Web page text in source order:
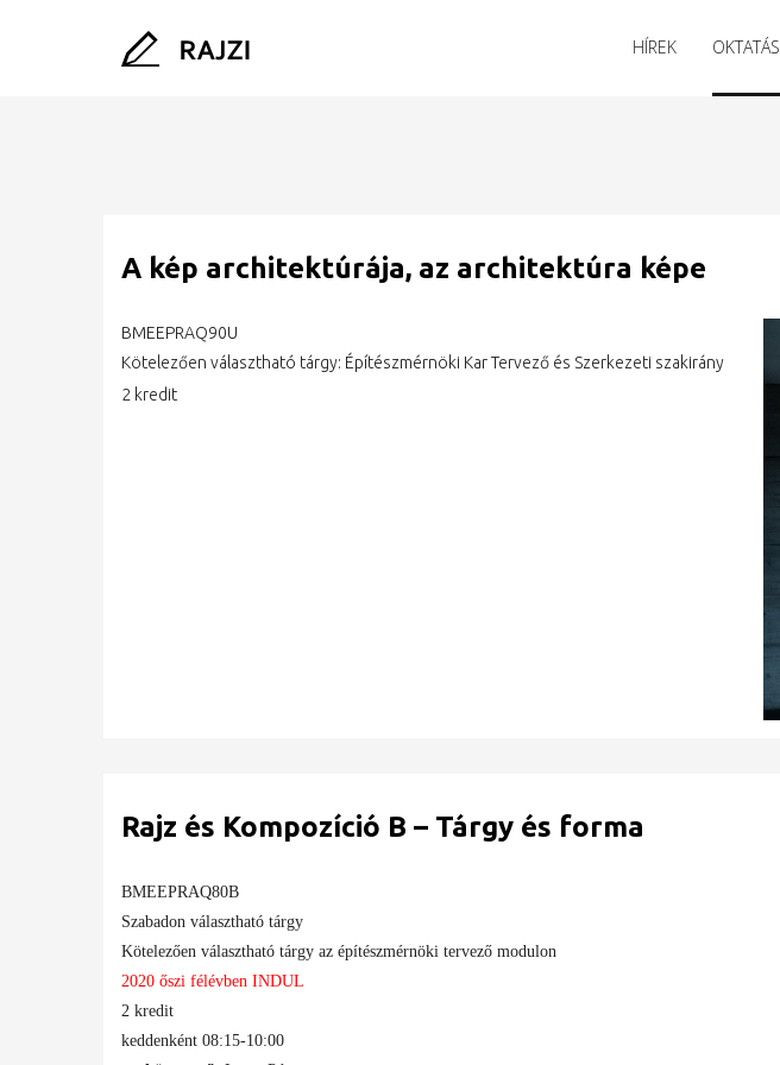
HÍREK OKTATÁS
A kép architektúrája, az architektúra képe
BMEEPRAQ90U
Kötelezően választható tárgy: Építészmérnöki Kar Tervező és Szerkezeti szakirány
2 kredit
Rajz és Kompozíció B – Tárgy és forma
BMEEPRAQ80B
Szabadon választható tárgy
Kötelezően választható tárgy az építészmérnöki tervező modulon
2020 őszi félévben INDUL
2 kredit
keddenként 08:15-10:00